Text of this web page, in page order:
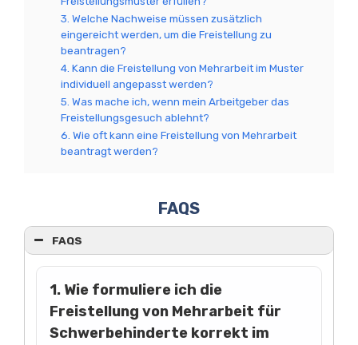
3. Welche Nachweise müssen zusätzlich
eingereicht werden, um die Freistellung zu
beantragen?
4. Kann die Freistellung von Mehrarbeit im Muster
individuell angepasst werden?
5. Was mache ich, wenn mein Arbeitgeber das
Freistellungsgesuch ablehnt?
6. Wie oft kann eine Freistellung von Mehrarbeit
beantragt werden?
FAQS
FAQS
1. Wie formuliere ich die
Freistellung von Mehrarbeit für
Schwerbehinderte korrekt im